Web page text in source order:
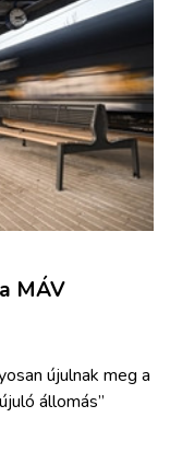
MÁV
újulnak meg a
állomás”